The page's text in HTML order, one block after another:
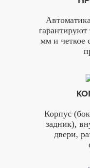
гарантируют
мм и четкое
Корпус
задник),
двери,